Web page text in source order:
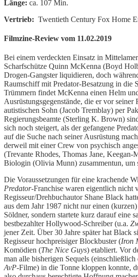
Länge: ca. 107 Min.
Vertrieb: Twentieth Century Fox Home
Filmzine-Review vom 11.02.2019
Bei einem verdeckten Einsatz in
Scharfschütze Quinn McKenna (Boyd
Drogen-Gangster liquidieren, doch
Raumschiff mit Predator-Besatzung in die
Trümmern findet McKenna einen Helm
Ausrüstungsgegenstände, die er vor seiner
autistischen Sohn (Jacob Tremblay) per
Regierungsbeamte (Sterling K. Brown)
sich noch steigert, als der gefangene
auf die Suche nach seiner Ausrüstung
derweil mit einer Crew von psychisch
(Trevante Rhodes, Thomas Jane,
Biologin (Olivia Munn) zusammentun, um
Die Voraussetzungen für eine krachende
Predator-Franchise waren eigentlich nicht
Regisseur/Drehbuchautor Shane Black
aus dem Jahr 1987 nicht nur einen
Söldner, sondern startete kurz darauf eine
bestbezahlter Hollywood-Schreiber (u.a.
jener Zeit. Über 30 Jahre später hat Black
Regisseur hochpreisiger Blockbuster (Iron
Komödien (The Nice Guys) etabliert. Vor
man alle bisherigen Sequels
AvP-Filme) in die Tonne kloppen konnte,